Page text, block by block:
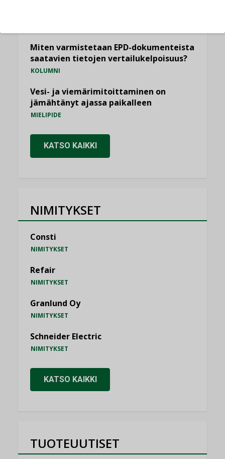
Miten varmistetaan EPD-dokumenteista
saatavien tietojen vertailukelpoisuus?
KOLUMNI
Vesi- ja viemärimitoittaminen on
jämähtänyt ajassa paikalleen
MIELIPIDE
KATSO KAIKKI
NIMITYKSET
Consti
NIMITYKSET
Refair
NIMITYKSET
Granlund Oy
NIMITYKSET
Schneider Electric
NIMITYKSET
KATSO KAIKKI
TUOTEUUTISET